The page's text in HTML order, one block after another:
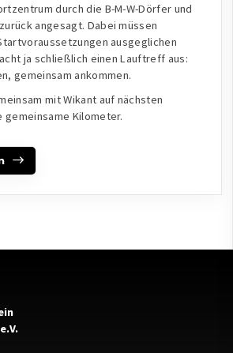
durch die B-M-W-Dörfer und
angesagt. Dabei müssen
ausgeglichen
ja schließlich einen Lauftreff aus:
gemeinsam ankommen.
mit Wikant auf nächsten
gemeinsame Kilometer.